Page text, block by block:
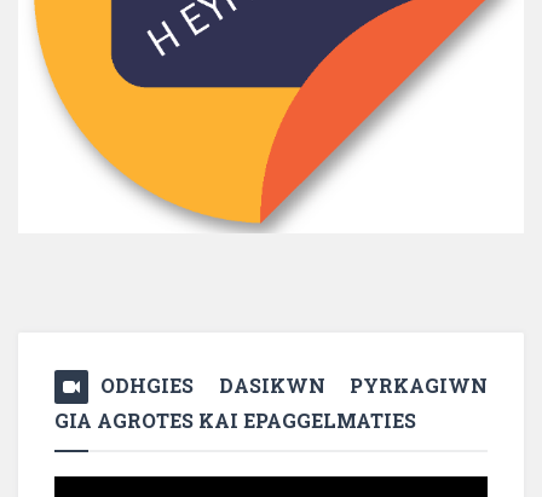
ODHGIES DASIKWN PYRKAGIWN
GIA AGROTES KAI EPAGGELMATIES